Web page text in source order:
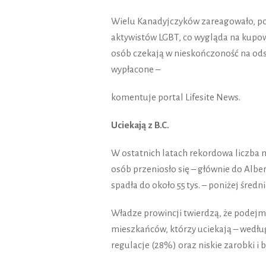
Wielu Kanadyjczyków zareagowało,
aktywistów LGBT, co wygląda na
osób czekają w nieskończoność na
wypłacone –
komentuje portal Lifesite News.
Uciekają z B.C.
W ostatnich latach rekordowa liczba
osób przeniosło się – głównie do
spadła do około 55 tys. – poniżej
Władze prowincji twierdzą, że
mieszkańców, którzy uciekają –
regulacje (28%) oraz niskie zarobki i